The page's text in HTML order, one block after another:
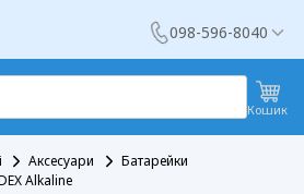
098-596-8040
Кошик
Аксесуари
Батарейки
Alkaline